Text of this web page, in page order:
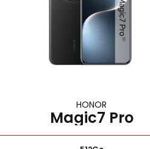
HONOR
Magic7 Pro